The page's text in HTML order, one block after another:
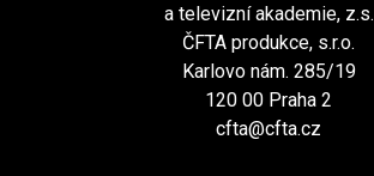
a televizní akademie, z.s.
ČFTA produkce, s.r.o.
Karlovo nám. 285/19
120 00 Praha 2
cfta@cfta.cz